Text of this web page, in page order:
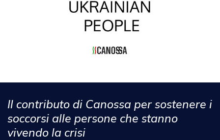
Il contributo di Canossa per sostenere i
soccorsi alle persone che stanno
vivendo la crisi